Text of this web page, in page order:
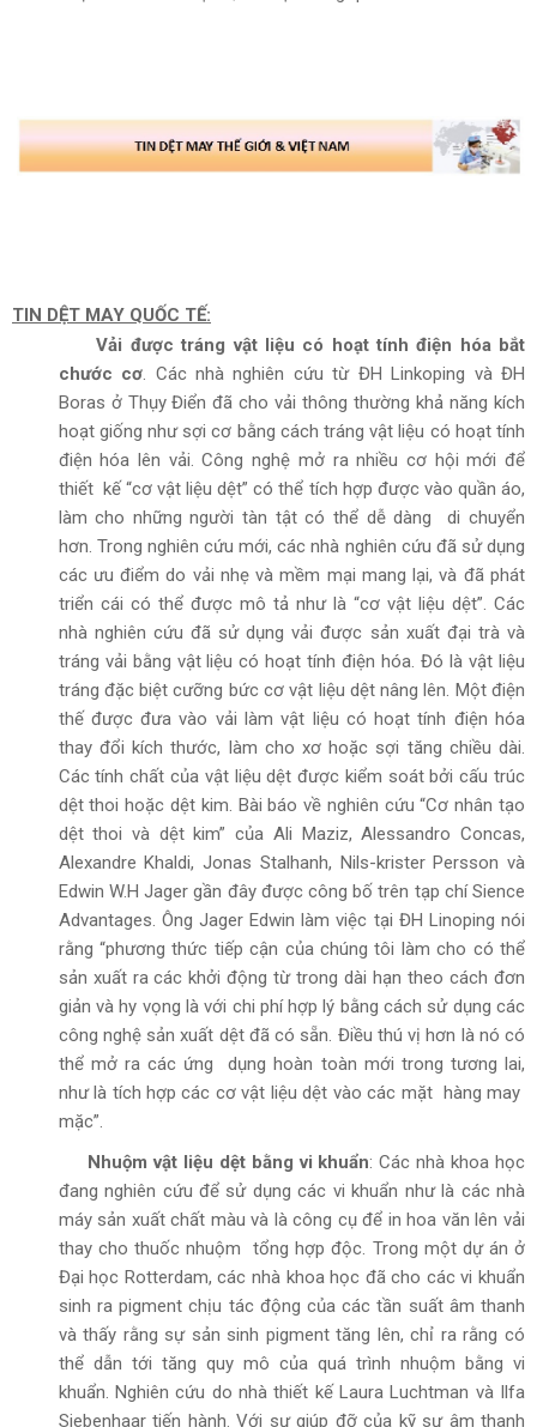
TIN DỆT MAY QUỐC TẾ:
Vải được tráng vật liệu có hoạt tính điện hóa bắt
chước cơ. Các nhà nghiên cứu từ ĐH Linkoping và ĐH
Boras ở Thụy Điển đã cho vải thông thường khả năng kích
hoạt giống như sợi cơ bằng cách tráng vật liệu có hoạt tính
điện hóa lên vải. Công nghệ mở ra nhiều cơ hội mới để
thiết kế “cơ vật liệu dệt” có thể tích hợp được vào quần áo,
làm cho những người tàn tật có thể dễ dàng di chuyển
hơn. Trong nghiên cứu mới, các nhà nghiên cứu đã sử dụng
các ưu điểm do vải nhẹ và mềm mại mang lại, và đã phát
triển cái có thể được mô tả như là “cơ vật liệu dệt”. Các
nhà nghiên cứu đã sử dụng vải được sản xuất đại trà và
tráng vải bằng vật liệu có hoạt tính điện hóa. Đó là vật liệu
tráng đặc biệt cưỡng bức cơ vật liệu dệt nâng lên. Một điện
thế được đưa vào vải làm vật liệu có hoạt tính điện hóa
thay đổi kích thước, làm cho xơ hoặc sợi tăng chiều dài.
Các tính chất của vật liệu dệt được kiểm soát bởi cấu trúc
dệt thoi hoặc dệt kim. Bài báo về nghiên cứu “Cơ nhân tạo
dệt thoi và dệt kim” của Ali Maziz, Alessandro Concas,
Alexandre Khaldi, Jonas Stalhanh, Nils-krister Persson và
Edwin W.H Jager gần đây được công bố trên tạp chí Sience
Advantages. Ông Jager Edwin làm việc tại ĐH Linoping nói
rằng “phương thức tiếp cận của chúng tôi làm cho có thể
sản xuất ra các khởi động từ trong dài hạn theo cách đơn
giản và hy vọng là với chi phí hợp lý bằng cách sử dụng các
công nghệ sản xuất dệt đã có sẵn. Điều thú vị hơn là nó có
thể mở ra các ứng dụng hoàn toàn mới trong tương lai,
như là tích hợp các cơ vật liệu dệt vào các mặt hàng may
mặc”.
Nhuộm vật liệu dệt bằng vi khuẩn: Các nhà khoa học
đang nghiên cứu để sử dụng các vi khuẩn như là các nhà
máy sản xuất chất màu và là công cụ để in hoa văn lên vải
thay cho thuốc nhuộm tổng hợp độc. Trong một dự án ở
Đại học Rotterdam, các nhà khoa học đã cho các vi khuẩn
sinh ra pigment chịu tác động của các tần suất âm thanh
và thấy rằng sự sản sinh pigment tăng lên, chỉ ra rằng có
thể dẫn tới tăng quy mô của quá trình nhuộm bằng vi
khuẩn. Nghiên cứu do nhà thiết kế Laura Luchtman và Ilfa
Siebenhaar tiến hành. Với sự giúp đỡ của kỹ sư âm thanh